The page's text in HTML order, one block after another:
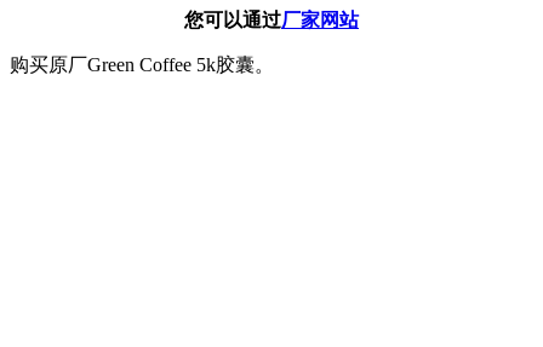
您可以通过厂家网站
购买原厂Green Coffee 5k胶囊。